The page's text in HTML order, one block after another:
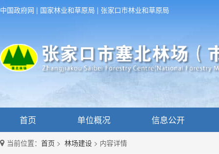
中国政府网 | 国家林业和草原局 | 张家口市林业和草原局
首页 单位概况 信息公开
当前位置： 首页 > 林场建设 > 内容详情